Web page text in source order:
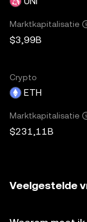
Marktkapitalisatie
$3,99B
Crypto
ETH
Marktkapitalisatie
$231,11B
Veelgestelde